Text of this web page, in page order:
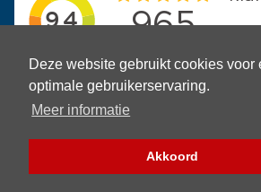
Deze website gebruikt cookies voor
optimale gebruikerservaring.
Meer informatie
Akkoord
Privacy